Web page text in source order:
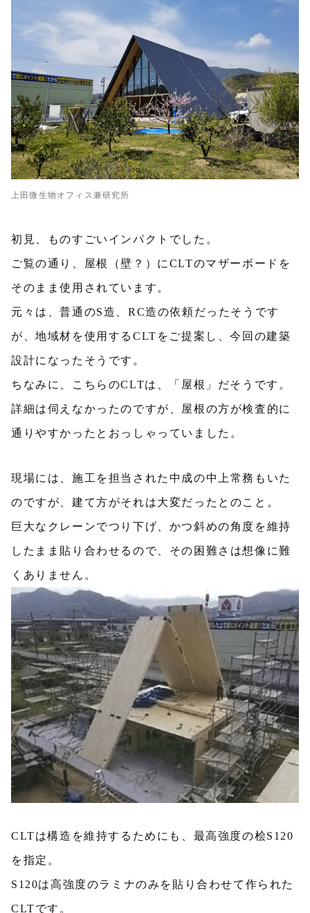
上田微生物オフィス兼研究所
初見、ものすごいインパクトでした。
ご覧の通り、屋根（壁？）にCLTのマザーボードを
そのまま使用されています。
元々は、普通のS造、RC造の依頼だったそうです
が、地域材を使用するCLTをご提案し、今回の建築
設計になったそうです。
ちなみに、こちらのCLTは、「屋根」だそうです。
詳細は伺えなかったのですが、屋根の方が検査的に
通りやすかったとおっしゃっていました。
現場には、施工を担当された中成の中上常務もいた
のですが、建て方がそれは大変だったとのこと。
巨大なクレーンでつり下げ、かつ斜めの角度を維持
したまま貼り合わせるので、その困難さは想像に難
くありません。
CLTは構造を維持するためにも、最高強度の桧S120
を指定。
S120は高強度のラミナのみを貼り合わせて作られた
CLTです。